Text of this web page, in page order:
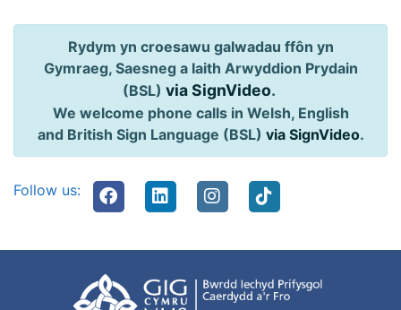
Rydym yn croesawu galwadau ffôn yn
Gymraeg, Saesneg a Iaith Arwyddion Prydain
(BSL) via SignVideo.
We welcome phone calls in Welsh, English
and British Sign Language (BSL) via SignVideo.
Follow us: